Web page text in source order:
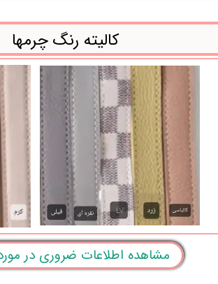
کالیته رنگ چرمها
مشاهده اطلاعات ضروری در